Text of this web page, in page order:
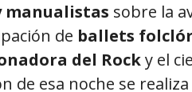
manualistas sobre la
de ballets
del Rocky el
de esa noche se